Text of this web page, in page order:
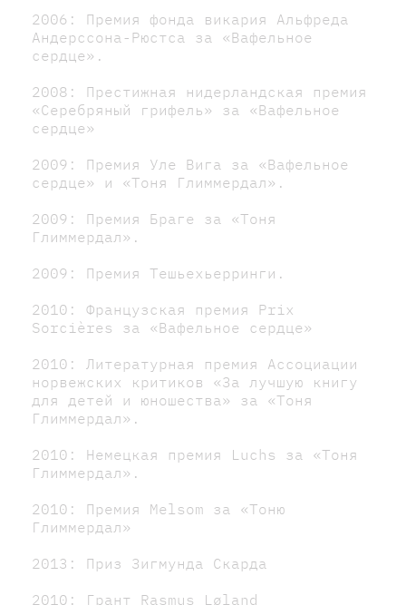
2006: Премия фонда викария Альфреда
Андерссона-Рюстса за «Вафельное
сердце».
2008: Престижная нидерландская премия
«Серебряный грифель» за «Вафельное
сердце»
2009: Премия Уле Вига за «Вафельное
сердце» и «Тоня Глиммердал».
2009: Премия Браге за «Тоня
Глиммердал».
2009: Премия Тешьехьерринги.
2010: Французская премия Prix
Sorcières за «Вафельное сердце»
2010: Литературная премия Ассоциации
норвежских критиков «За лучшую книгу
для детей и юношества» за «Тоня
Глиммердал».
2010: Немецкая премия Luchs за «Тоня
Глиммердал».
2010: Премия Melsom за «Тоню
Глиммердал»
2013: Приз Зигмунда Скарда
2010: Грант Rasmus Løland